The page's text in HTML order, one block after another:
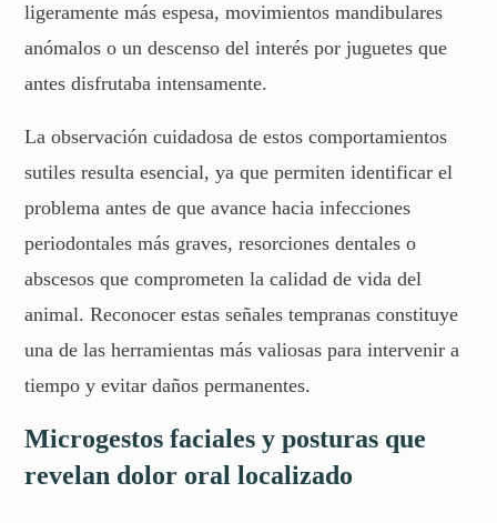
ligeramente más espesa, movimientos mandibulares
anómalos o un descenso del interés por juguetes que
antes disfrutaba intensamente.
La observación cuidadosa de estos comportamientos
sutiles resulta esencial, ya que permiten identificar el
problema antes de que avance hacia infecciones
periodontales más graves, resorciones dentales o
abscesos que comprometen la calidad de vida del
animal. Reconocer estas señales tempranas constituye
una de las herramientas más valiosas para intervenir a
tiempo y evitar daños permanentes.
Microgestos faciales y posturas que
revelan dolor oral localizado